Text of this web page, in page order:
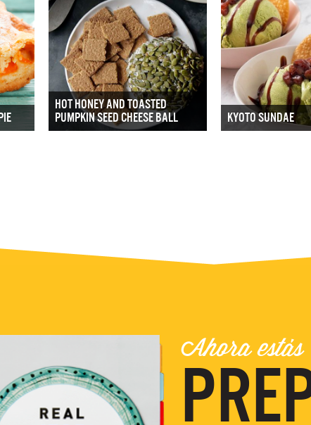
HOT HONEY AND TOASTED
PUMPKIN SEED CHEESE BALL
KYOTO SUNDAE
Ahora estás